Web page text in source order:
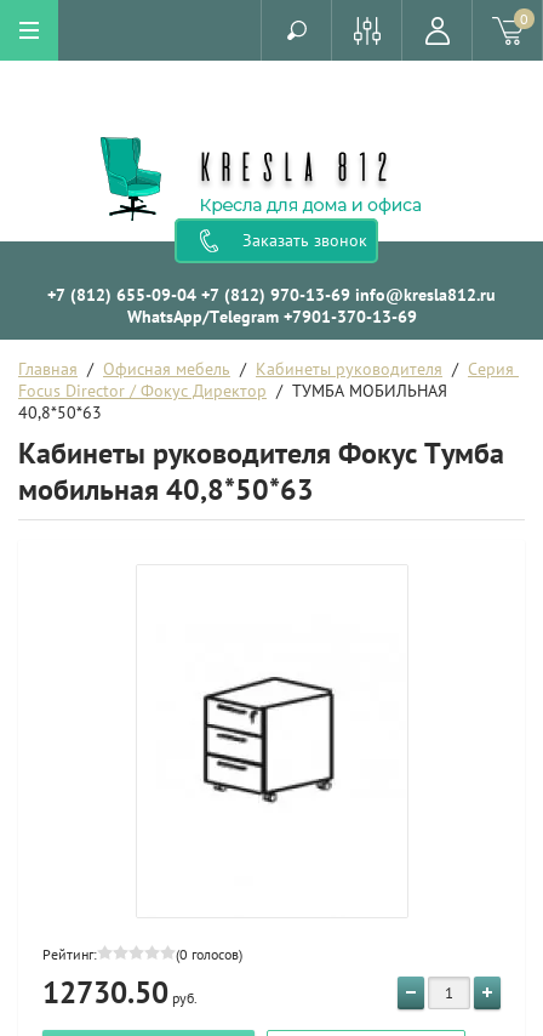
0
Заказать звонок
+7 (812) 655-09-04 +7 (812) 970-13-69 info@kresla812.ru
WhatsApp/Telegram +7901-370-13-69
Главная
  /
Офисная мебель
  /
Кабинеты руководителя
  /
Серия
Focus Director / Фокус Директор
  /  ТУМБА МОБИЛЬНАЯ
40,8*50*63
Кабинеты руководителя Фокус Тумба
мобильная 40,8*50*63
Рейтинг: (0 голосов)
12730.50 руб.